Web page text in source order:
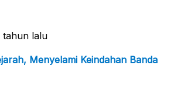
tahun lalu
Menyelami Keindahan Banda